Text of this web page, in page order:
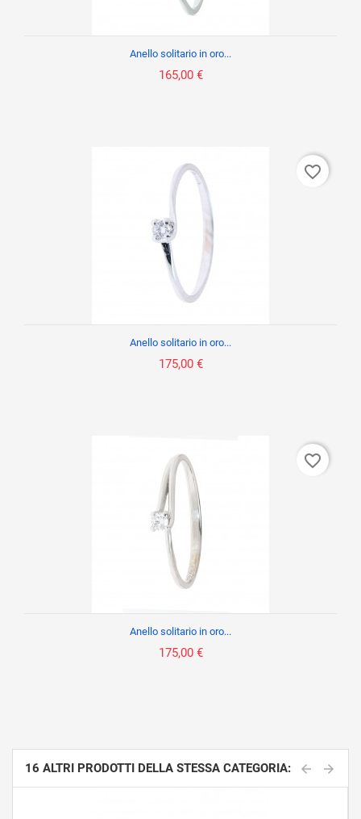
Anello solitario in oro...
165,00 €
Anello solitario in oro...
175,00 €
favorite_border
Anello solitario in oro...
175,00 €
favorite_border
16 ALTRI PRODOTTI DELLA STESSA CATEGORIA: